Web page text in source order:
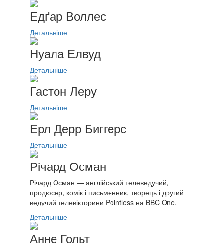
Едґар Воллес
Детальніше
Нуала Елвуд
Детальніше
Гастон Леру
Детальніше
Ерл Дерр Биггерс
Детальніше
Річард Осман
Річард Осман — англійський телеведучий,
продюсер, комік і письменник, творець і другий
ведучий телевікторини Pointless на BBC One.
Детальніше
Анне Гольт